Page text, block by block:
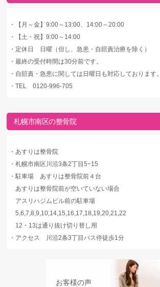
・
【月～金】9:00～13:00、14:00～20:00
・
【土・祝】9:00～14:00
・ 定休日 日曜（但し、急患・自賠責治療を除く）
・最終の受付時間は30分前です。
・ 自賠責・急患に関しては日曜日も対応しております。
・TEL 0120-996-705
札幌市南区の整骨院
・あすりは整骨院
・札幌市南区川沿3条2丁目5−15
・駐車場 あすりは整骨院前４台
あすりは整骨院前が空いていない場合
アスリハジムビル前の駐車場
5,6,7,8,9,10,14,15,16,17,18,19,20,21,22
12・13は通り抜け切り替し用
・ アクセス 川沿2条3丁目バス停徒歩1分
お客様の声